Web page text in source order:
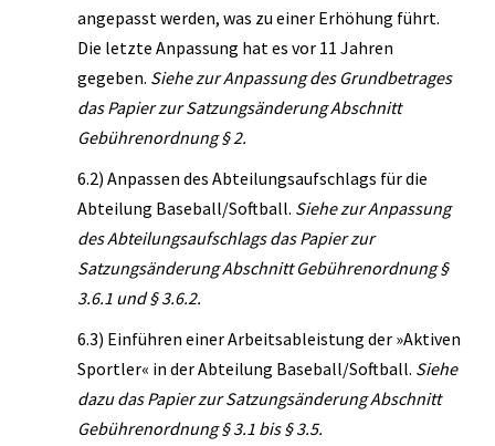
Kontakt
Datenschutzerklärung
Impressum
Impressum
Datenschutzerklärung
angepasst werden, was zu einer Erhöhung führt.
Die letzte Anpassung hat es vor 11 Jahren
gegeben. Siehe zur Anpassung des Grundbetrages
das Papier zur Satzungsänderung Abschnitt
Gebührenordnung § 2.
6.2) Anpassen des Abteilungsaufschlags für die
Abteilung Baseball/Softball. Siehe zur Anpassung
desAbteilungsaufschlags das Papier zur
Satzungsänderung Abschnitt Gebührenordnung §
3.6.1 und § 3.6.2.
6.3) Einführen einer Arbeitsableistung der »Aktiven
Sportler« in der Abteilung Baseball/Softball. Siehe
dazu das Papier zur Satzungsänderung Abschnitt
Gebührenordnung § 3.1 bis § 3.5.